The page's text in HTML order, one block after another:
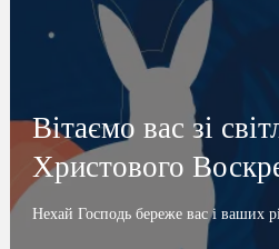
Вітаємо вас зі
Христового
Нехай Господь береже вас і ваших